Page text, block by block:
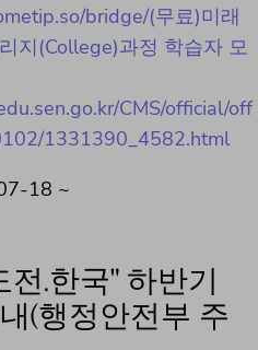
bridge/(무료)미래
지(College)과정 학습자 모
CMS/official/off
1331390_4582.html
18 ~
.한국" 하반기
(행정안전부 주